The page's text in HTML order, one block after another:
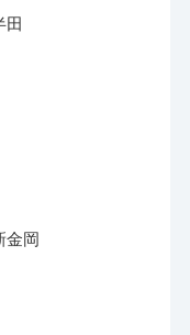
田
金岡